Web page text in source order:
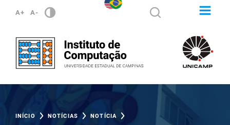
A+ A-
INÍCIO NOTÍCIAS NOTÍCIA